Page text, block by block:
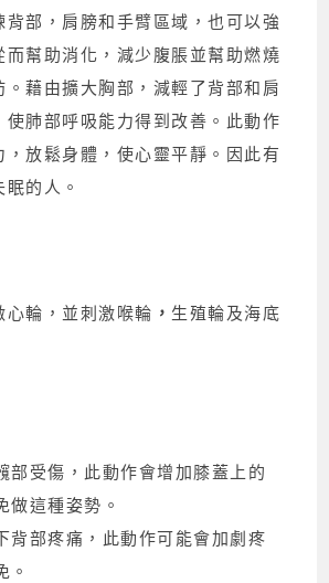
背部，肩膀和手臂區域，也可以強
而幫助消化，減少腹脹並幫助燃燒
藉由擴大胸部，減輕了背部和肩
使肺部呼吸能力得到改善。此動作
放鬆身體，使心靈平靜。因此有
的人。
輪，並刺激喉輪 ， 生殖輪及海底
部受傷，此動作會增加膝蓋上的
做這種姿勢。
背部疼痛，此動作可能會加劇疼
。